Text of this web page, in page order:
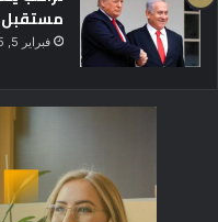
مستقبل
فبراير 5, 2025